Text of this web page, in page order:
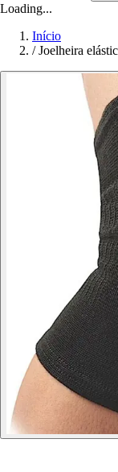
Loading...
Início
/ Joelheira